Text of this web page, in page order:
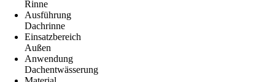
Rinne
Ausführung
Dachrinne
Einsatzbereich
Außen
Anwendung
Dachentwässerung